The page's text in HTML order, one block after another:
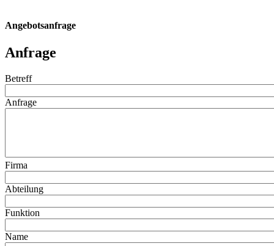
Angebotsanfrage
Anfrage
Betreff
Anfrage
Firma
Abteilung
Funktion
Name